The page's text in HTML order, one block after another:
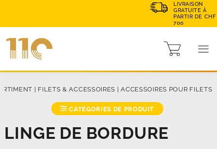
LIVRAISON
GRATUITE À
PARTIR DE CHF
700
FILETS & ACCESSOIRES |ACCESSOIRES POUR FILETS
CATÉGORIES DE PRODUIT
LINGE DE BORDURE